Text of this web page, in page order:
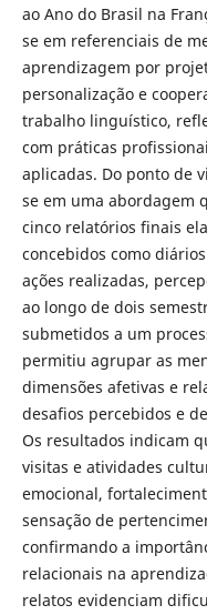
ao Ano do Brasil na
se em referenciais de
aprendizagem por
personalização e
trabalho linguístico,
com práticas
aplicadas. Do ponto de
se em uma abordagem
cinco relatórios finais
concebidos como
ações realizadas,
ao longo de dois
submetidos a um
permitiu agrupar as
dimensões afetivas e
desafios percebidos e
Os resultados indicam
visitas e atividades
emocional,
sensação de
confirmando a
relacionais na
relatos evidenciam